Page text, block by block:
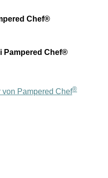
Chef®
Pampered Chef®
von Pampered Chef®